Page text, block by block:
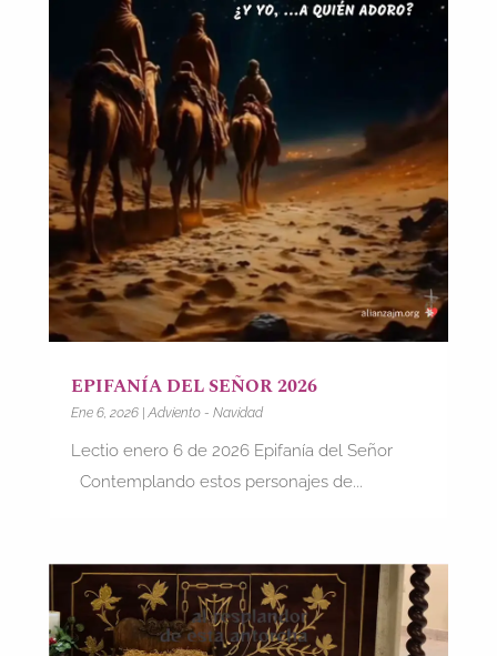
EPIFANÍA DEL SEÑOR 2026
Ene 6, 2026| Adviento - Navidad
Lectio enero 6 de 2026 Epifanía del Señor
Contemplando estos personajes de...